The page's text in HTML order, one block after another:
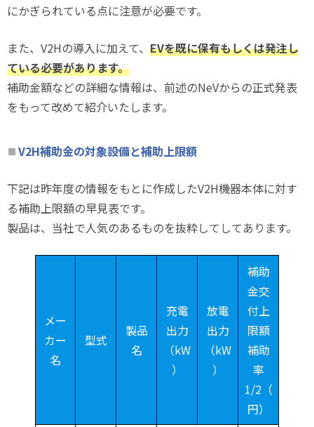
にかぎられている点に注意が必要です。
また、V2Hの導入に加えて、 EVを既に保有もしくは発注し
ている必要があります。
補助金額などの詳細な情報は、前述のNeVからの正式発表
をもって改めて紹介いたします。
V2H補助金の対象設備と補助上限額
下記は昨年度の情報をもとに作成したV2H機器本体に対す
る補助上限額の早見表です。
製品は、当社で人気のあるものを抜粋してしてあります。
メー
カー
名
型式
製品
名
充電
出力
（kW
）
放電
出力
（kW
）
補助
金交
付上
限額
補助
率
1/2（
円）